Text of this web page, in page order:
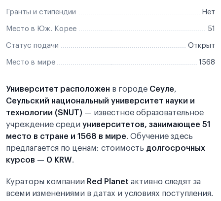
Гранты и стипендии Нет
Место в Юж. Корее 51
Статус подачи Открыт
Место в мире 1568
Университет расположен в городе Сеуле,
Сеульский национальный университет науки и
технологии (SNUT) — известное образовательное
учреждение среди университетов, занимающее 51
место в стране и 1568 в мире. Обучение здесь
предлагается по ценам: стоимость долгосрочных
курсов — 0 KRW.
Кураторы компании Red Planet активно следят за
всеми изменениями в датах и условиях поступления.